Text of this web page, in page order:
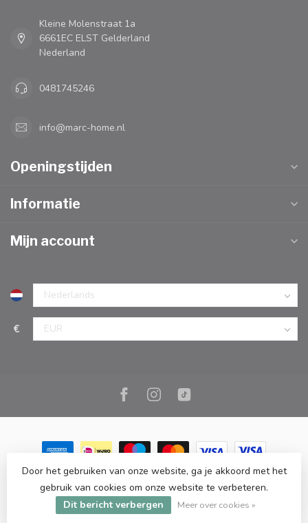
Kleine Molenstraat 1a
6661EC ELST Gelderland
Nederland
0481745246
info@marc-home.nl
Openingstijden
Informatie
Mijn account
€
© Copyright 2026 Marc Cook & Home | Webshop | Fysieke
kookwinkel in Elst |- Powered byLightspeed-Lightspeed design
byDyvelopment
Door het gebruiken van onze website, ga je akkoord met het
gebruik van cookies om onze website te verbeteren.
Dit bericht verbergen
Meer over cookies »